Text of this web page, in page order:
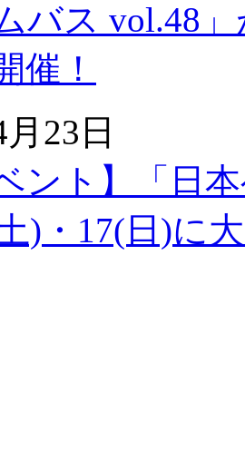
バス vol.48
催！
23日
ント】「日
)・17(日)に